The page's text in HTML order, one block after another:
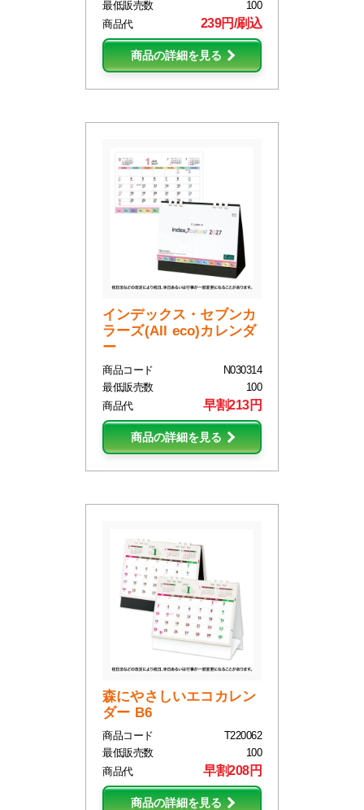
最低販売数
100
商品代
239円/刷込
商品の詳細を見る
インデックス・セブンカ
ラーズ(All eco)カレンダ
ー
商品コード
N030314
最低販売数
100
商品代
早割213円
商品の詳細を見る
森にやさしいエコカレン
ダー B6
商品コード
T220062
最低販売数
100
商品代
早割208円
商品の詳細を見る